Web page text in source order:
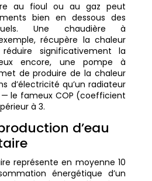
au fioul ou au gaz peut
bien en dessous des
Une chaudière à
récupère la chaleur
significativement la
encore, une pompe à
de produire de la chaleur
d’électricité qu’un radiateur
le fameux COP (coefficient
à 3.
d’eau
représente en moyenne 10
énergétique d’un